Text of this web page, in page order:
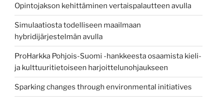
Opintojakson kehittäminen vertaispalautteen avulla
Simulaatiosta todelliseen maailmaan
hybridijärjestelmän avulla
ProHarkka Pohjois-Suomi -hankkeesta osaamista kieli-
ja kulttuuritietoiseen harjoittelunohjaukseen
Sparking changes through environmental initiatives